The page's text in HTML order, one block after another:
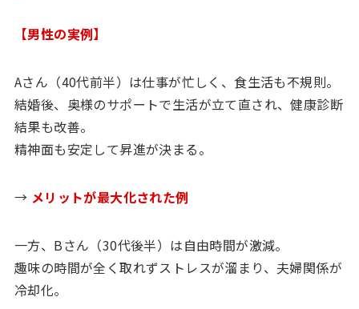
【男性の実例】
Aさん（40代前半）は仕事が忙しく、食生活も不規則。
結婚後、奥様のサポートで生活が立て直され、健康診断
結果も改善。
精神面も安定して昇進が決まる。
→ メリットが最大化された例
一方、Bさん（30代後半）は自由時間が激減。
趣味の時間が全く取れずストレスが溜まり、夫婦関係が
冷却化。